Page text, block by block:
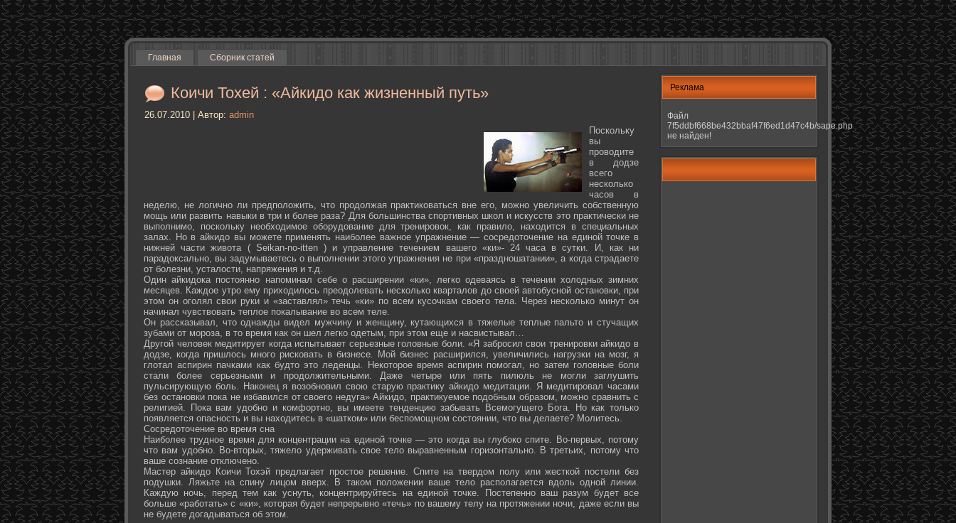
Главная Сборник статей
Коичи Тохей : «Айкидо как жизненный путь»
26.07.2010 | Автор: admin
Поскольку
вы
проводите
в додзе
всего
несколько
часов в
неделю, не логично ли предположить, что продолжая практиковаться вне его, можно увеличить собственную
мощь или развить навыки в три и более раза? Для большинства спортивных школ и искусств это практически не
выполнимо, поскольку необходимое оборудование для тренировок, как правило, находится в специальных
залах. Но в айкидо вы можете применять наиболее важное упражнение — сосредоточение на единой точке в
нижней части живота ( Seikan-­no-­itten ) и управление течением вашего «ки»- 24 часа в сутки. И, как ни
парадоксально, вы задумываетесь о выполнении этого упражнения не при «праздношатании», а когда страдаете
от болезни, усталости, напряжения и т.д.
Один айкидока постоянно напоминал себе о расширении «ки», легко одеваясь в течении холодных зимних
месяцев. Каждое утро ему приходилось преодолевать несколько кварталов до своей автобусной остановки, при
этом он оголял свои руки и «заставлял» течь «ки» по всем кусочкам своего тела. Через несколько минут он
начинал чувствовать теплое покалывание во всем теле.
Он рассказывал, что однажды видел мужчину и женщину, кутающихся в тяжелые теплые пальто и стучащих
зубами от мороза, в то время как он шел легко одетым, при этом еще и насвистывал…
Другой человек медитирует когда испытывает серьезные головные боли. «Я забросил свои тренировки айкидо в
додзе, когда пришлось много рисковать в бизнесе. Мой бизнес расширился, увеличились нагрузки на мозг, я
глотал аспирин пачками как будто это леденцы. Некоторое время аспирин помогал, но затем головные боли
стали более серьезными и продолжительными. Даже четыре или пять пилюль не могли заглушить
пульсирующую боль. Наконец я возобновил свою старую практику айкидо медитации. Я медитировал часами
без остановки пока не избавился от своего недуга» Айкидо, практикуемое подобным образом, можно сравнить с
религией. Пока вам удобно и комфортно, вы имеете тенденцию забывать Всемогущего Бога. Но как только
появляется опасность и вы находитесь в «шатком» или беспомощном состоянии, что вы делаете? Молитесь.
Сосредоточение во время сна
Наиболее трудное время для концентрации на единой точке — это когда вы глубоко спите. Во-первых, потому
что вам удобно. Во-вторых, тяжело удерживать свое тело выравненным горизонтально. В третьих, потому что
ваше сознание отключено.
Мастер айкидо Коичи Тохэй предлагает простое решение. Спите на твердом полу или жесткой постели без
подушки. Ляжьте на спину лицом вверх. В таком положении ваше тело располагается вдоль одной линии.
Каждую ночь, перед тем как уснуть, концентрируйтесь на единой точке. Постепенно ваш разум будет все
больше «работать» с «ки», которая будет непрерывно «течь» по вашему телу на протяжении ночи, даже если вы
не будете догадываться об этом.
Реклама
Файл
7f5ddbf668be432bbaf47f6ed1d47c4b/sape.php
не найден!